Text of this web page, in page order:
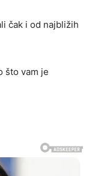
čak i od najbližih
što vam je